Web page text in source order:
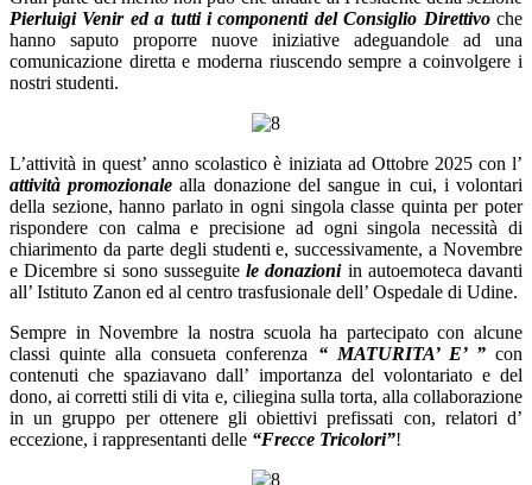
Pierluigi Venir ed a tutti i componenti del Consiglio Direttivo che
hanno saputo proporre nuove iniziative adeguandole ad una
comunicazione diretta e moderna riuscendo sempre a coinvolgere i
nostri studenti.
L’attività in quest’ anno scolastico è iniziata ad Ottobre 2025 con l’
attività promozionalealla donazione del sangue in cui, i volontari
della sezione, hanno parlato in ogni singola classe quinta per poter
rispondere con calma e precisione ad ogni singola necessità di
chiarimento da parte degli studenti e, successivamente, a Novembre
e Dicembre si sono susseguitele donazioniin autoemoteca davanti
all’ Istituto Zanon ed al centro trasfusionale dell’ Ospedale di Udine.
Sempre in Novembre la nostra scuola ha partecipato con alcune
classi quinte alla consueta conferenza “ MATURITA’ E’ ”con
contenuti che spaziavano dall’ importanza del volontariato e del
dono, ai corretti stili di vita e, ciliegina sulla torta, alla collaborazione
in un gruppo per ottenere gli obiettivi prefissati con, relatori d’
eccezione, i rappresentanti delle “Frecce Tricolori”!